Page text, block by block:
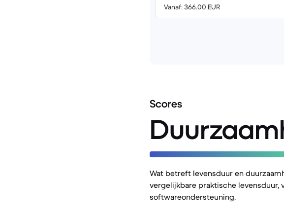
Vanaf: 366.00 EUR
Scores
Wat betreft levensduur en
vergelijkbare praktische levensduur,
softwareondersteuning.